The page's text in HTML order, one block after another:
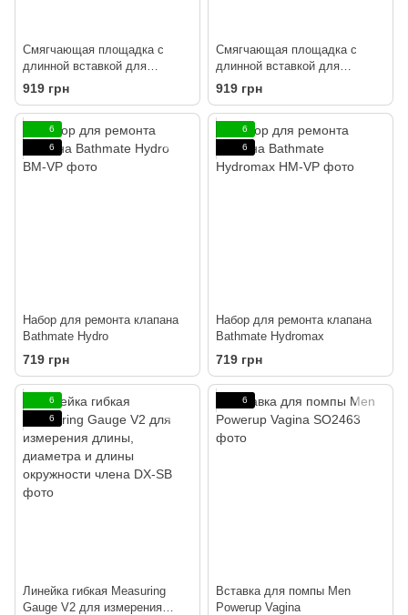
Смягчающая площадка с
длинной вставкой для
Hydromax X30 (Hydromax 7)
919 грн
Смягчающая площадка с
длинной вставкой для
Hydromax X40 (Hydromax 9)
919 грн
6
6
Набор для ремонта клапана
Bathmate Hydro
719 грн
6
6
Набор для ремонта клапана
Bathmate Hydromax
719 грн
6
6
Линейка гибкая Measuring
Gauge V2 для измерения
6
Вставка для помпы Men
Powerup Vagina